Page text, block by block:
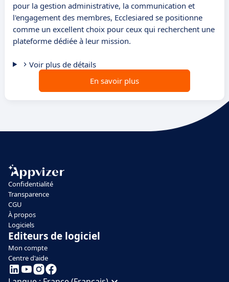
pour la gestion administrative, la communication et
l'engagement des membres, Ecclesiared se positionne
comme un excellent choix pour ceux qui recherchent une
plateforme dédiée à leur mission.
Voir plus de détails
En savoir plus
Confidentialité
Transparence
CGU
À propos
Logiciels
Editeurs de logiciel
Mon compte
Centre d'aide